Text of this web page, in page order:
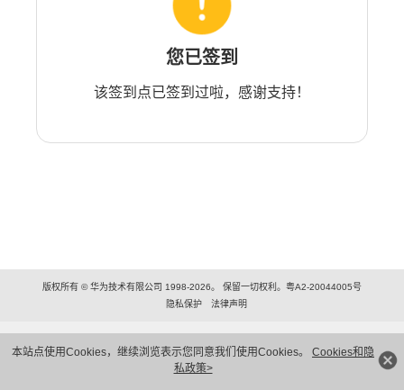
本站点使用Cookies，继续浏览表示您同意我们使用Cookies。 Cookies和隐
私政策>
您已签到
该签到点已签到过啦，感谢支持！
版权所有 © 华为技术有限公司 1998-2026。 保留一切权利。粤A2-20044005号
隐私保护
法律声明